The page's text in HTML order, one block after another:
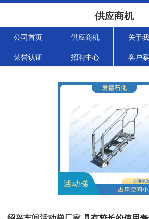
供应商机
公司首页 供应商机 关于
荣誉认证 招聘中心 客户